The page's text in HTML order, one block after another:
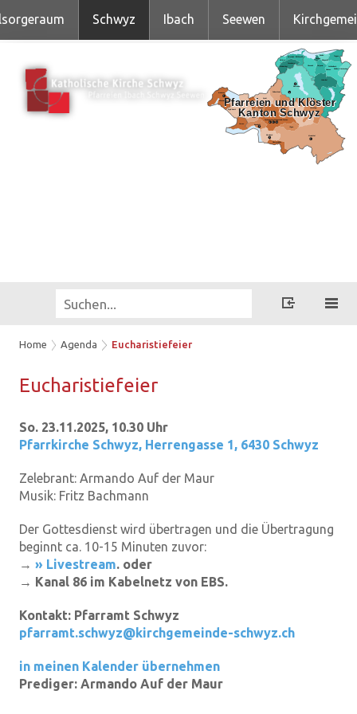
Schwyz Ibach Seewen
Home Agenda Eucharistiefeier
Eu­cha­ris­tie­fei­er
So. 23.11.2025, 10.30 Uhr
Pfarrkirche Schwyz, Herrengasse 1, 6430 Schwyz
Zelebrant: Armando Auf der Maur
Musik: Fritz Bachmann
Der Gottesdienst wird übertragen und die Übertragung
beginnt ca. 10-15 Minuten zuvor:
→ » Livestream. oder
→ Kanal 86 im Kabelnetz von EBS.
Kontakt: Pfarramt Schwyz
pfarramt.schwyz@kirchgemeinde-schwyz.ch
in meinen Kalender übernehmen
Prediger: Armando Auf der Maur